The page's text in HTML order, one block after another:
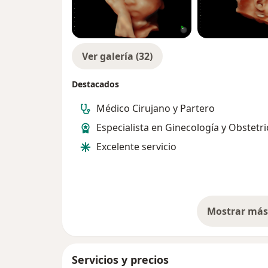
Ver galería (32)
Destacados
Médico Cirujano y Partero
Especialista en Ginecología y
Excelente servicio
Mostrar
Servicios y precios